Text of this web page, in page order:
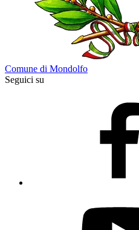
Comune di Mondolfo
Seguici su